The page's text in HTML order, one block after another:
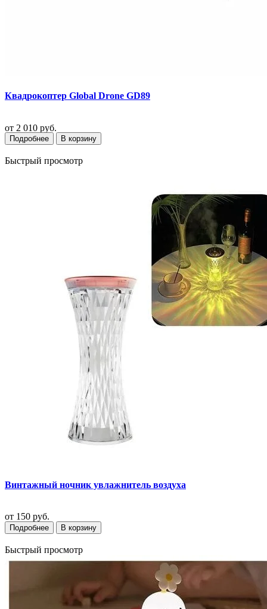
Квадрокоптер Global Drone GD89
от 2 010 руб.
Подробнее В корзину
Быстрый просмотр
Винтажный ночник увлажнитель воздуха
от 150 руб.
Подробнее В корзину
Быстрый просмотр